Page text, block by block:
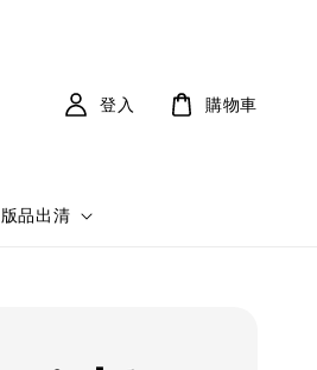
品出清
登入 購物車